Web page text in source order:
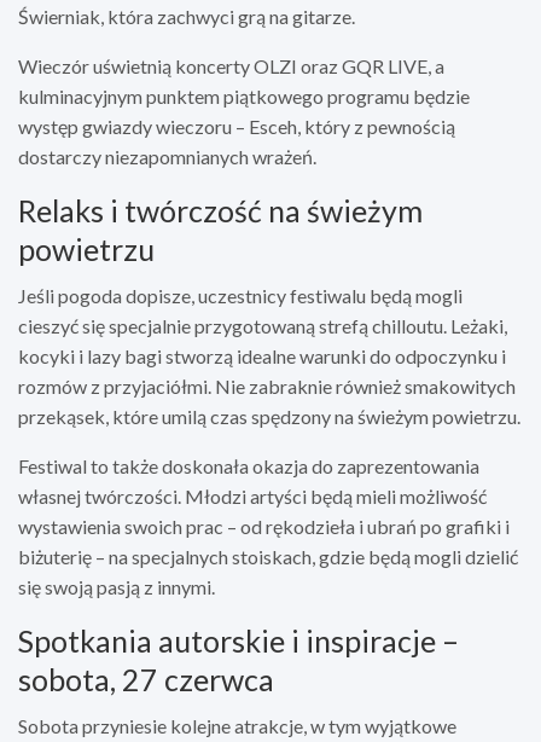
Świerniak, która zachwyci grą na gitarze.
Wieczór uświetnią koncerty OLZI oraz GQR LIVE, a
kulminacyjnym punktem piątkowego programu będzie
występ gwiazdy wieczoru – Esceh, który z pewnością
dostarczy niezapomnianych wrażeń.
Relaks i twórczość na świeżym
powietrzu
Jeśli pogoda dopisze, uczestnicy festiwalu będą mogli
cieszyć się specjalnie przygotowaną strefą chilloutu. Leżaki,
kocyki i lazy bagi stworzą idealne warunki do odpoczynku i
rozmów z przyjaciółmi. Nie zabraknie również smakowitych
przekąsek, które umilą czas spędzony na świeżym powietrzu.
Festiwal to także doskonała okazja do zaprezentowania
własnej twórczości. Młodzi artyści będą mieli możliwość
wystawienia swoich prac – od rękodzieła i ubrań po grafiki i
biżuterię – na specjalnych stoiskach, gdzie będą mogli dzielić
się swoją pasją z innymi.
Spotkania autorskie i inspiracje –
sobota, 27 czerwca
Sobota przyniesie kolejne atrakcje, w tym wyjątkowe